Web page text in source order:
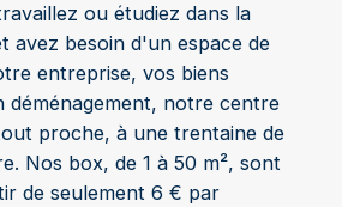
ou étudiez dans la
avez besoin d'un espace de
entreprise, vos biens
déménagement, notre centre
proche, à une trentaine de
Nos box, de 1 à 50 m², sont
de seulement 6 € par